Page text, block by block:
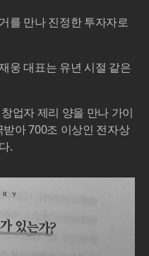
를 만나 진정한 투자자로
웅 대표는 유년 시절 같은
업자 제리 양을 만나 가이
아 700조 이상인 전자상
.